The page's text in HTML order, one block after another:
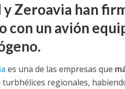
y Zeroavia han
con un avión
es una de las empresas que
turbhélices regionales,